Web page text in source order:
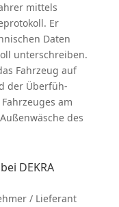
mittels
Er
Daten
unter­schreiben.
Fahrzeug auf
der Überfüh­
am
des
DEKRA
/ Lieferant